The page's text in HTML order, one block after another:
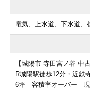
電気、上水道、下水道、
【城陽市 寺田宮ノ谷 中
R城陽駅徒歩12分・近
6坪 容積率オーバー 現